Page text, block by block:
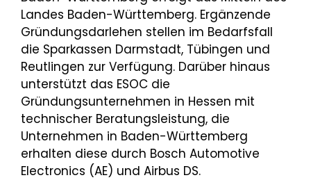
Landes Baden-Württemberg. Ergänzende
Gründungsdarlehen stellen im Bedarfsfall
die Sparkassen Darmstadt, Tübingen und
Reutlingen zur Verfügung. Darüber hinaus
unterstützt das ESOC die
Gründungsunternehmen in Hessen mit
technischer Beratungsleistung, die
Unternehmen in Baden-Württemberg
erhalten diese durch Bosch Automotive
Electronics (AE) und Airbus DS.